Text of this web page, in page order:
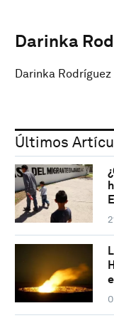
Darinka
Darinka
Últimos